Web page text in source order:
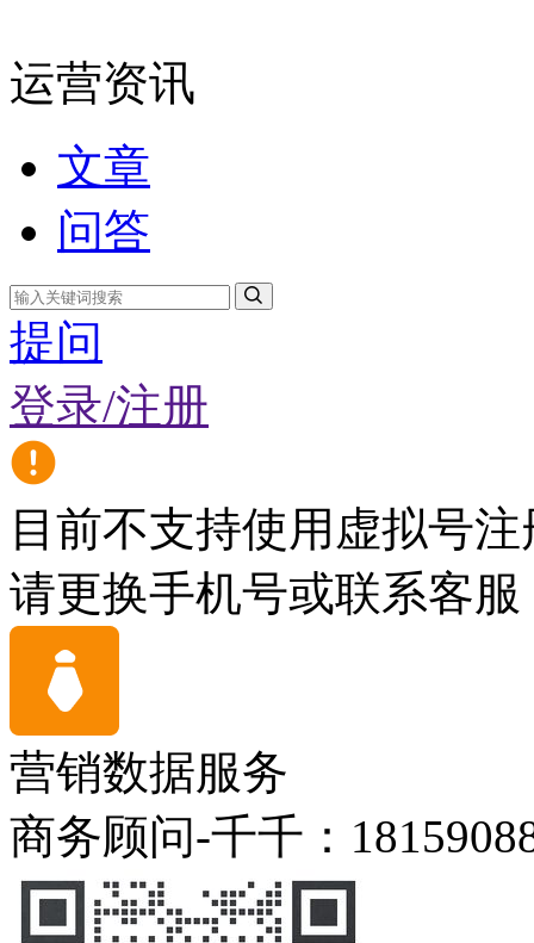
运营资讯
文章
问答
提问
登录/注册
目前不支持使用虚拟号注
请更换手机号或联系客服
营销数据服务
商务顾问-千千：